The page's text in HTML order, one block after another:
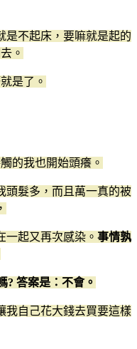
是不起床，要嘛就是起的
。
是了。
的我也開始頭癢。
頭髮多，而且萬一真的被
一起又再次感染。 事情孰
? 答案是：不會。
我自己花大錢去買要這樣